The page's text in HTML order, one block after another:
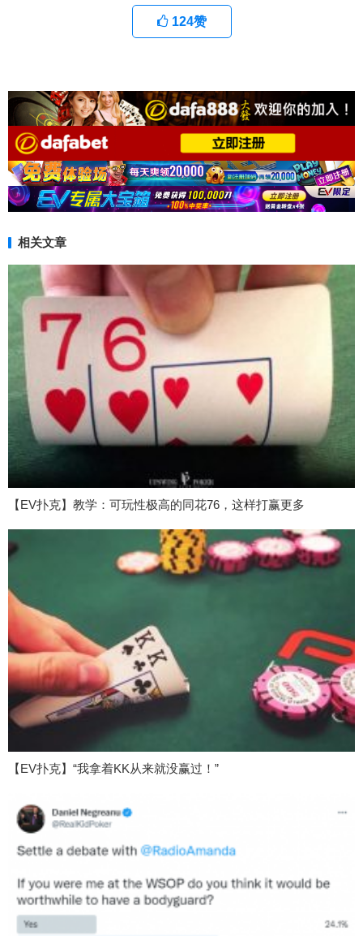
124赞
相关文章
【EV扑克】教学：可玩性极高的同花76，这样打赢更多
【EV扑克】“我拿着KK从来就没赢过！”